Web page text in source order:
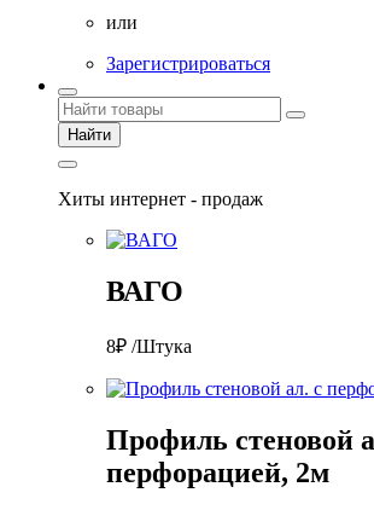
или
Зарегистрироваться
Найти
Хиты интернет - продаж
ВАГО
8₽ /Штука
Профиль стеновой
перфорацией, 2м